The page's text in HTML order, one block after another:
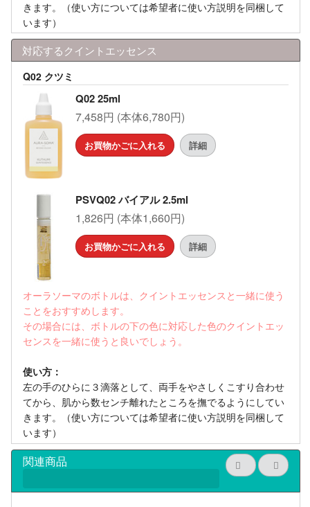
きます。（使い方については希望者に使い方説明を同梱して
います）
対応するクイントエッセンス
Q02 クツミ
Q02 25ml
7,458円 (本体6,780円)
お買物かごに入れる 詳細
PSVQ02 バイアル 2.5ml
1,826円 (本体1,660円)
お買物かごに入れる 詳細
オーラソーマのボトルは、クイントエッセンスと一緒に使う
ことをおすすめします。
その場合には、ボトルの下の色に対応した色のクイントエッ
センスを一緒に使うと良いでしょう。
使い方：
左の手のひらに３滴落として、両手をやさしくこすり合わせ
てから、肌から数センチ離れたところを撫でるようにしてい
きます。（使い方については希望者に使い方説明を同梱して
います）
関連商品